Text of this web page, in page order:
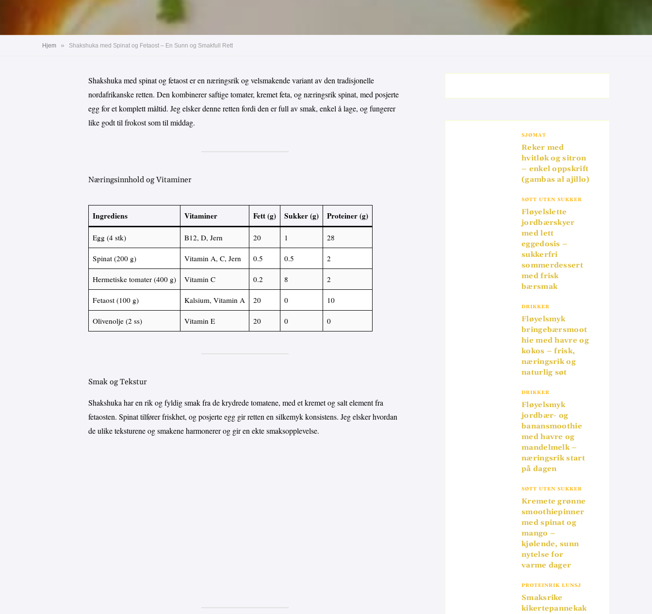
Hjem » Shakshuka med Spinat og Fetaost – En Sunn og Smakfull Rett
Shakshuka med spinat og fetaost er en næringsrik og velsmakende variant av den tradisjonelle
nordafrikanske retten. Den kombinerer saftige tomater, kremet feta, og næringsrik spinat, med posjerte
egg for et komplett måltid. Jeg elsker denne retten fordi den er full av smak, enkel å lage, og fungerer
like godt til frokost som til middag.
Næringsinnhold og Vitaminer
Ingrediens Vitaminer Fett (g) Sukker (g) Proteiner (g)
Egg (4 stk) B12, D, Jern 20 1 28
Spinat (200 g) Vitamin A, C, Jern 0.5 0.5 2
Hermetiske tomater (400 g) Vitamin C 0.2 8 2
Fetaost (100 g) Kalsium, Vitamin A 20 0 10
Olivenolje (2 ss) Vitamin E 20 0 0
Smak og Tekstur
Shakshuka har en rik og fyldig smak fra de krydrede tomatene, med et kremet og salt element fra
fetaosten. Spinat tilfører friskhet, og posjerte egg gir retten en silkemyk konsistens. Jeg elsker hvordan
de ulike teksturene og smakene harmonerer og gir en ekte smaksopplevelse.
SJØMAT
Reker med
hvitløk og sitron
– enkel oppskrift
(gambas al ajillo)
SØTT UTEN SUKKER
Fløyelslette
jordbærskyer
med lett
eggedosis –
sukkerfri
sommerdessert
med frisk
bærsmak
DRIKKER
Fløyelsmyk
bringebærsmoot
hie med havre og
kokos – frisk,
næringsrik og
naturlig søt
DRIKKER
Fløyelsmyk
jordbær- og
banansmoothie
med havre og
mandelmelk –
næringsrik start
på dagen
SØTT UTEN SUKKER
Kremete grønne
smoothiepinner
med spinat og
mango –
kjølende, sunn
nytelse for
varme dager
PROTEINRIK LUNSJ
Smaksrike
kikertepannekak